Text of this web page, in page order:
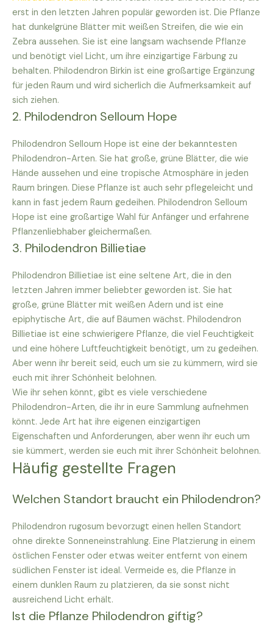
erst in den letzten Jahren populär geworden ist. Die Pflanze
hat dunkelgrüne Blätter mit weißen Streifen, die wie ein
Zebra aussehen. Sie ist eine langsam wachsende Pflanze
und benötigt viel Licht, um ihre einzigartige Färbung zu
behalten. Philodendron Birkin ist eine großartige Ergänzung
für jeden Raum und wird sicherlich die Aufmerksamkeit auf
sich ziehen.
2. Philodendron Selloum Hope
Philodendron Selloum Hope ist eine der bekanntesten
Philodendron-Arten. Sie hat große, grüne Blätter, die wie
Hände aussehen und eine tropische Atmosphäre in jeden
Raum bringen. Diese Pflanze ist auch sehr pflegeleicht und
kann in fast jedem Raum gedeihen. Philodendron Selloum
Hope ist eine großartige Wahl für Anfänger und erfahrene
Pflanzenliebhaber gleichermaßen.
3. Philodendron Billietiae
Philodendron Billietiae ist eine seltene Art, die in den
letzten Jahren immer beliebter geworden ist. Sie hat
große, grüne Blätter mit weißen Adern und ist eine
epiphytische Art, die auf Bäumen wächst. Philodendron
Billietiae ist eine schwierigere Pflanze, die viel Feuchtigkeit
und eine höhere Luftfeuchtigkeit benötigt, um zu gedeihen.
Aber wenn ihr bereit seid, euch um sie zu kümmern, wird sie
euch mit ihrer Schönheit belohnen.
Wie ihr sehen könnt, gibt es viele verschiedene
Philodendron-Arten, die ihr in eure Sammlung aufnehmen
könnt. Jede Art hat ihre eigenen einzigartigen
Eigenschaften und Anforderungen, aber wenn ihr euch um
sie kümmert, werden sie euch mit ihrer Schönheit belohnen.
Häufig gestellte Fragen
Welchen Standort braucht ein Philodendron?
Philodendron rugosum bevorzugt einen hellen Standort
ohne direkte Sonneneinstrahlung. Eine Platzierung in einem
östlichen Fenster oder etwas weiter entfernt von einem
südlichen Fenster ist ideal. Vermeide es, die Pflanze in
einem dunklen Raum zu platzieren, da sie sonst nicht
ausreichend Licht erhält.
Ist die Pflanze Philodendron giftig?